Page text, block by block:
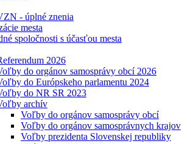
- úplné znenia
mesta
spoločnosti s účasťou mesta
2026
do orgánov samosprávy obcí 2026
do Európskeho parlamentu 2024
do NR SR 2023
archív
Voľby do orgánov samosprávy obcí
Voľby do orgánov samosprávnych krajov
Voľby prezidenta Slovenskej republiky